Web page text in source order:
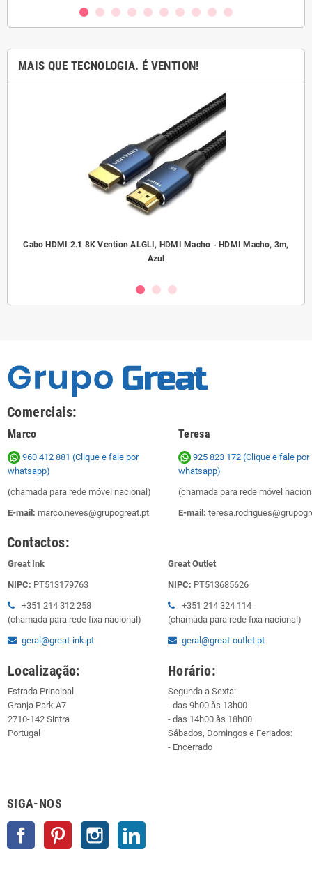
MAIS QUE TECNOLOGIA. É VENTION!
Cabo HDMI 2.1 8K Vention ALGLI, HDMI Macho - HDMI Macho, 3m,
Azul
Comerciais:
Marco Teresa
960 412 881 (Clique e fale por
whatsapp)
(chamada para rede móvel nacional)
E-mail: marco.neves@grupogreat.pt
925 823 172 (Clique e fale por
whatsapp)
(chamada para rede móvel
E-mail:
Contactos:
Great Ink
NIPC: PT513179763
+351 214 312 258
(chamada para rede fixa nacional)
geral@great-ink.pt
Great Outlet
NIPC: PT513685626
+351 214 324 114
(chamada para rede fixa nacional)
geral@great-outlet.pt
Localização:
Estrada Principal
Granja Park A7
2710-142 Sintra
Portugal
Horário:
Segunda a Sexta:
- das 9h00 às 13h00
- das 14h00 às 18h00
Sábados, Domingos e Feriados:
- Encerrado
SIGA-NOS
Facebook Pinterest Instagram